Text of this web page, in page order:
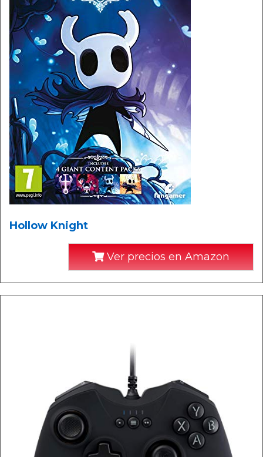
Hollow Knight
Ver precios en Amazon